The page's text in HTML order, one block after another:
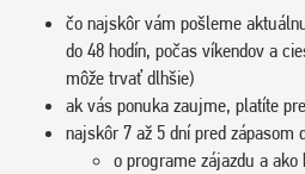
čo najskôr vám pošleme
do 48 hodín, počas víkendov a
môže trvať dlhšie)
ak vás ponuka zaujme, platíte
najskôr 7 až 5 dní pred zápasom
o programe zájazdu a